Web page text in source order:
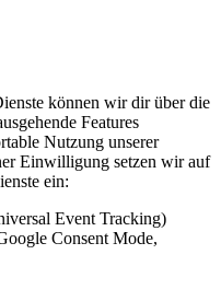
können wir dir über die
Features
Nutzung unserer
Einwilligung setzen wir auf
ein:
Event Tracking)
Consent Mode,